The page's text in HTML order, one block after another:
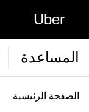
Uber
المساعدة
الصفحة الرئيسية